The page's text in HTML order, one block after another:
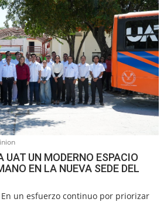
UAT UN MODERNO ESPACIO
EN LA NUEVA SEDE DEL
En un esfuerzo continuo por priorizar